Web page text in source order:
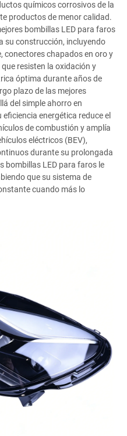
químicos corrosivos de la
productos de menor calidad.
bombillas LED para faros
su construcción, incluyendo
conectores chapados en oro y
resisten la oxidación y
óptima durante años de
plazo de las mejores
del simple ahorro en
energética reduce el
de combustión y amplía
eléctricos (BEV),
durante su prolongada
bombillas LED para faros le
que su sistema de
cuando más lo